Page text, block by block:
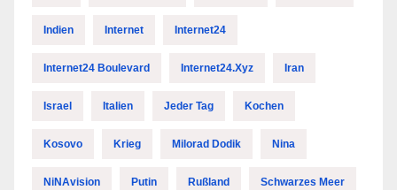
Indien Internet Internet24
Internet24 Boulevard Internet24.xyz Iran
Israel Italien Jeder Tag Kochen
Kosovo Krieg Milorad Dodik Nina
NiNAvision Putin Rußland Schwarzes Meer